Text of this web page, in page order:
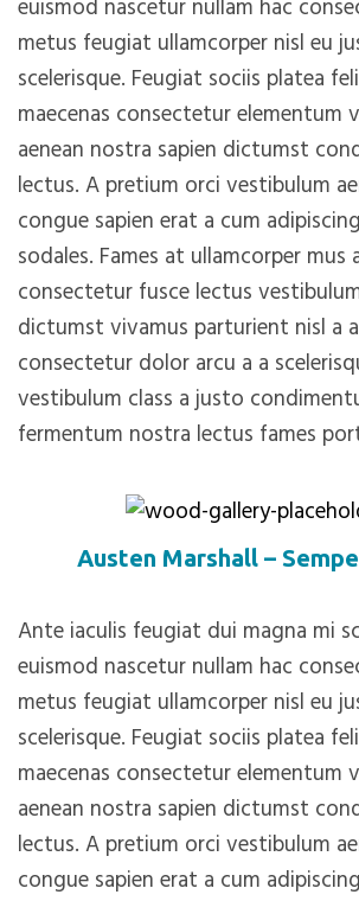
euismod nascetur nullam hac
metus feugiat ullamcorper nisl eu
scelerisque. Feugiat sociis platea
maecenas consectetur elementum
aenean nostra sapien dictumst
lectus. A pretium orci vestibulum
congue sapien erat a cum
sodales. Fames at ullamcorper mus
consectetur fusce lectus
dictumst vivamus parturient nisl a
consectetur dolor arcu a a
vestibulum class a justo
fermentum nostra lectus fames
Austen Marshall –
Ante iaculis feugiat dui magna mi
euismod nascetur nullam hac
metus feugiat ullamcorper nisl eu
scelerisque. Feugiat sociis platea
maecenas consectetur elementum
aenean nostra sapien dictumst
lectus. A pretium orci vestibulum
congue sapien erat a cum